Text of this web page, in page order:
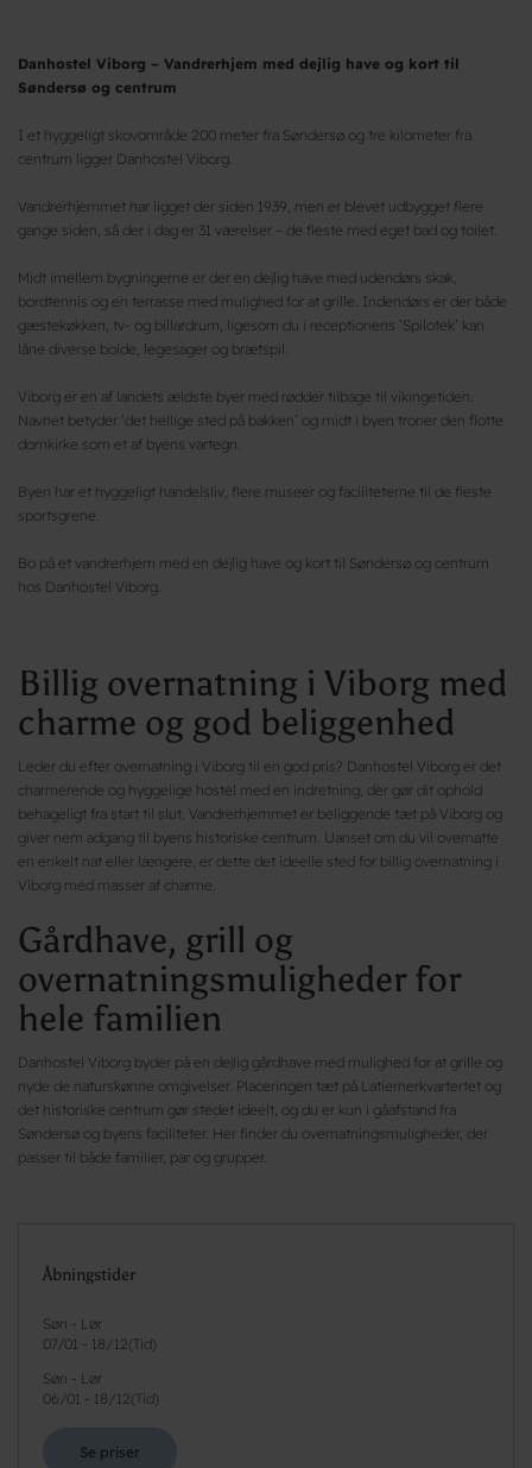
Danhostel Viborg – Vandrerhjem med dejlig have og kort til
Søndersø og centrum
I et hyggeligt skovområde 200 meter fra Søndersø og tre kilometer fra
centrum ligger Danhostel Viborg.
Vandrerhjemmet har ligget der siden 1939, men er blevet udbygget flere
gange siden, så der i dag er 31 værelser – de fleste med eget bad og toilet.
Midt imellem bygningerne er der en dejlig have med udendørs skak,
bordtennis og en terrasse med mulighed for at grille. Indendørs er der både
gæstekøkken, tv- og billardrum, ligesom du i receptionens ’Spilotek’ kan
låne diverse bolde, legesager og brætspil.
Viborg er en af landets ældste byer med rødder tilbage til vikingetiden.
Navnet betyder ’det hellige sted på bakken’ og midt i byen troner den flotte
domkirke som et af byens vartegn.
Byen har et hyggeligt handelsliv, flere museer og faciliteterne til de fleste
sportsgrene.
Bo på et vandrerhjem med en dejlig have og kort til Søndersø og centrum
hos Danhostel Viborg.
Billig overnatning i Viborg med
charme og god beliggenhed
Leder du efter overnatning i Viborg til en god pris? Danhostel Viborg er det
charmerende og hyggelige hostel med en indretning, der gør dit ophold
behageligt fra start til slut. Vandrerhjemmet er beliggende tæt på Viborg og
giver nem adgang til byens historiske centrum. Uanset om du vil overnatte
en enkelt nat eller længere, er dette det ideelle sted for billig overnatning i
Viborg med masser af charme.
Gårdhave, grill og
overnatningsmuligheder for
hele familien
Danhostel Viborg byder på en dejlig gårdhave med mulighed for at grille og
nyde de naturskønne omgivelser. Placeringen tæt på Latiernerkvartertet og
det historiske centrum gør stedet ideelt, og du er kun i gåafstand fra
Søndersø og byens faciliteter. Her finder du overnatningsmuligheder, der
passer til både familier, par og grupper.
Åbningstider
Søn - Lør
07/01 - 18/12( Tid)
Søn - Lør
06/01 - 18/12( Tid)
Se priser